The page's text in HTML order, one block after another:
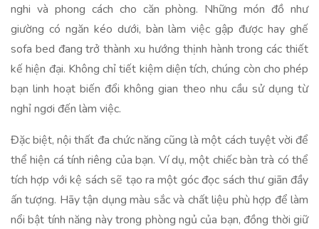
nghi và phong cách cho căn phòng. Những món đồ như
giường có ngăn kéo dưới, bàn làm việc gập được hay ghế
sofa bed đang trở thành xu hướng thịnh hành trong các thiết
kế hiện đại. Không chỉ tiết kiệm diện tích, chúng còn cho phép
bạn linh hoạt biến đổi không gian theo nhu cầu sử dụng từ
nghỉ ngơi đến làm việc.
Đặc biệt, nội thất đa chức năng cũng là một cách tuyệt vời để
thể hiện cá tính riêng của bạn. Ví dụ, một chiếc bàn trà có thể
tích hợp với kệ sách sẽ tạo ra một góc đọc sách thư giãn đầy
ấn tượng. Hãy tận dụng màu sắc và chất liệu phù hợp để làm
nổi bật tính năng này trong phòng ngủ của bạn, đồng thời giữ